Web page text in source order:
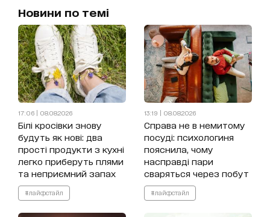
Новини по темі
17:06 | 08.08.2026
Білі кросівки знову
будуть як нові: два
прості продукти з кухні
легко приберуть плями
та неприємний запах
#лайфстайл
13:19 | 08.08.2026
Справа не в немитому
посуді: психологиня
пояснила, чому
насправді пари
сваряться через побут
#лайфстайл